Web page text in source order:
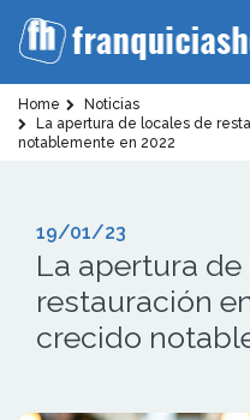
Home
Noticias
La apertura de locales de
notablemente en 2022
19/01/23
La apertura
restauración
crecido